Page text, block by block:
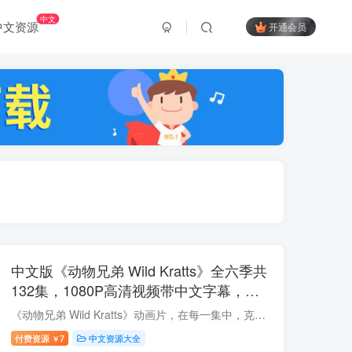
文资源中文
开通会员
中文版《动物兄弟 Wild Kratts》全六季共
132集，1080P高清视频带中文字幕，百
度云网盘下载！
《动物兄弟 Wild Kratts》动画片，在每一集中，克拉特兄弟都会前往世界的不同角落，结识令人惊叹的新动物，并了解它们及其栖息地。克拉特兄弟拥有超级能量，这种能力，让他们能够帮助拯救一些受...
付费资源 ￥7 中文资源大全